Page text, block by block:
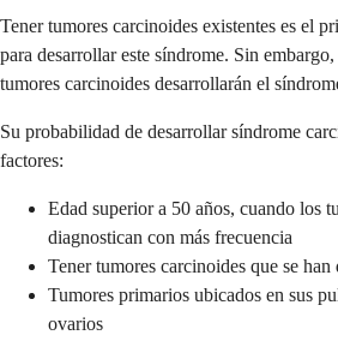
Tener tumores carcinoides existentes es el
para desarrollar este síndrome. Sin
tumores carcinoides desarrollarán el
Su probabilidad de desarrollar síndrome
factores:
Edad superior a 50 años, cuando los
diagnostican con más frecuencia
Tener tumores carcinoides que se
Tumores primarios ubicados en sus
ovarios